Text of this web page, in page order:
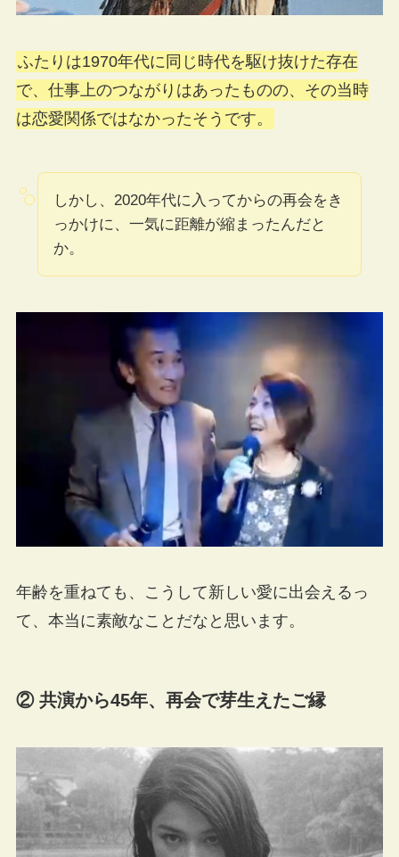
ふたりは1970年代に同じ時代を駆け抜けた存在
で、仕事上のつながりはあったものの、その当時
は恋愛関係ではなかったそうです。
しかし、2020年代に入ってからの再会をき
っかけに、一気に距離が縮まったんだと
か。
年齢を重ねても、こうして新しい愛に出会えるっ
て、本当に素敵なことだなと思います。
② 共演から45年、再会で芽生えたご縁